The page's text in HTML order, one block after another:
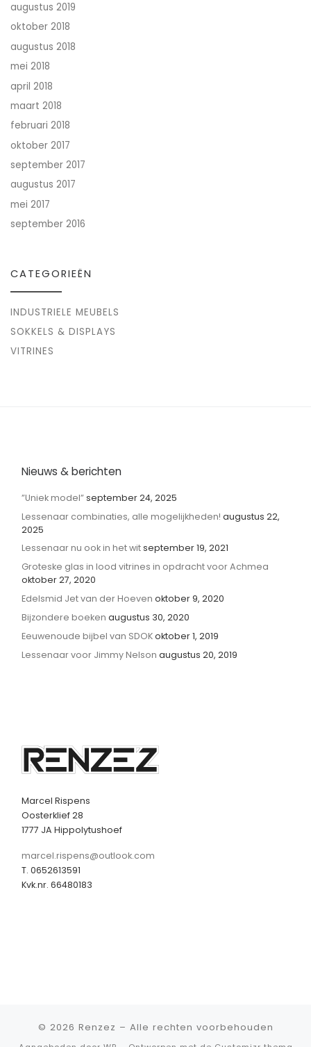
augustus 2019
oktober 2018
augustus 2018
mei 2018
april 2018
maart 2018
februari 2018
oktober 2017
september 2017
augustus 2017
mei 2017
september 2016
CATEGORIEËN
INDUSTRIELE MEUBELS
SOKKELS & DISPLAYS
VITRINES
Nieuws & berichten
”Uniek model”september 24, 2025
Lessenaar combinaties, alle mogelijkheden! augustus 22,
2025
Lessenaar nu ook in het witseptember 19, 2021
Groteske glas in lood vitrines in opdracht voor Achmea
oktober 27, 2020
Edelsmid Jet van der Hoeven oktober 9, 2020
Bijzondere boeken augustus 30, 2020
Eeuwenoude bijbel van SDOKoktober 1, 2019
Lessenaar voor Jimmy Nelson augustus 20, 2019
Marcel Rispens
Oosterklief 28
1777 JA Hippolytushoef
marcel.rispens@outlook.com
T. 0652613591
Kvk.nr. 66480183
© 2026 Renzez – Alle rechten voorbehouden